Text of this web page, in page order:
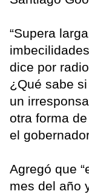
“Supera
dice por
¿Qué sabe
un
otra forma
el
Agregó que
mes del año